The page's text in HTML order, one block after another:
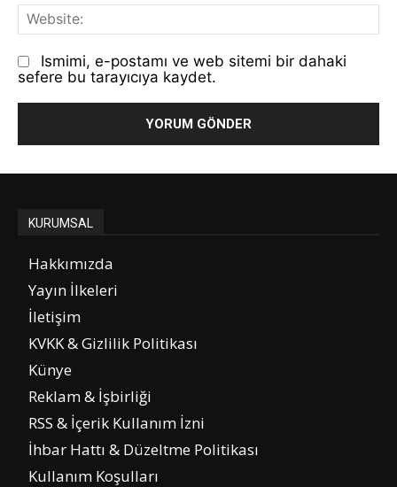
Ismimi, e-postamı ve web sitemi bir dahaki
sefere bu tarayıcıya kaydet.
KURUMSAL
Hakkımızda
Yayın İlkeleri
İletişim
KVKK & Gizlilik Politikası
Künye
Reklam & İşbirliği
RSS & İçerik Kullanım İzni
İhbar Hattı & Düzeltme Politikası
Kullanım Koşulları